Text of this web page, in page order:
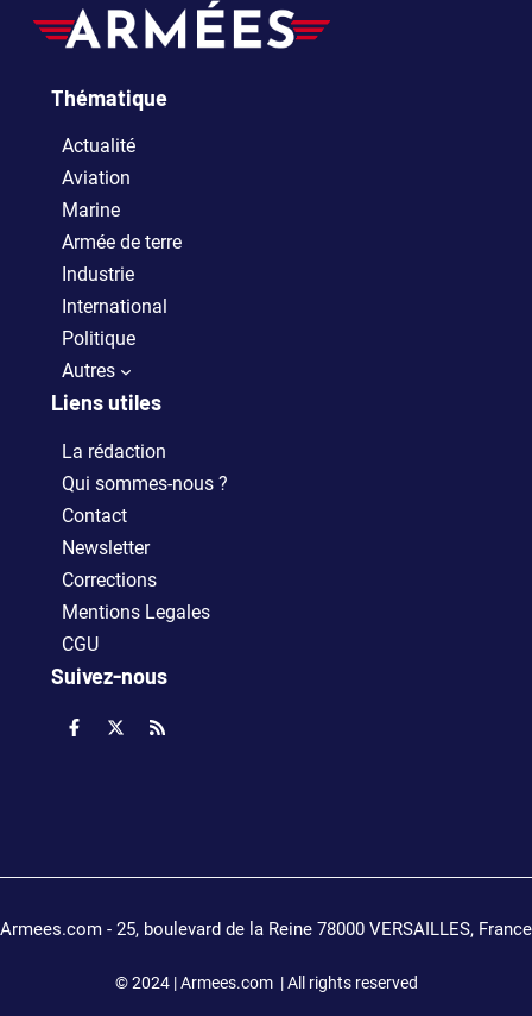
Thématique
Actualité
Aviation
Marine
Armée de terre
Industrie
International
Politique
Autres
Liens utiles
La rédaction
Qui sommes-nous ?
Contact
Newsletter
Corrections
Mentions Legales
CGU
Suivez-nous
© 2024 | Armees.com | All rights reserved
Armees.com - 25, boulevard de la Reine 78000 VERSAILLES, France